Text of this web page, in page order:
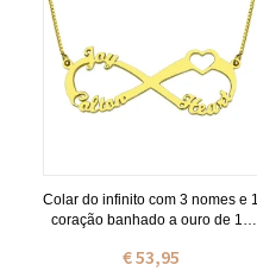
Colar do infinito com 3 nomes e 1
coração banhado a ouro de 18
€ 53,95